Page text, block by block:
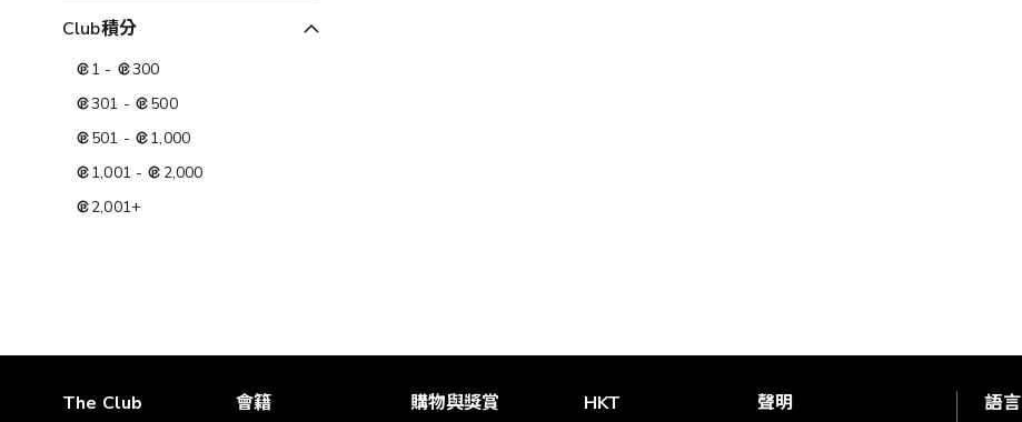
Club積分
1 -
300
301 -
500
501 -
1,000
1,001 -
2,000
2,001+
The Club 會籍 購物與獎賞 HKT 聲明 語言